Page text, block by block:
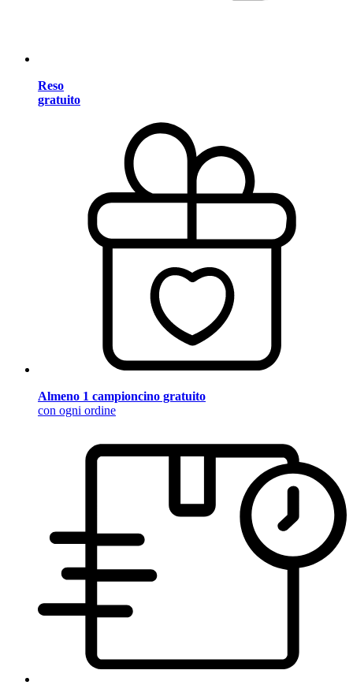
Reso
gratuito
Almeno 1 campioncino gratuito
con ogni ordine